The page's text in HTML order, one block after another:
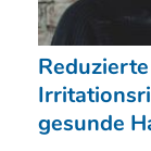
gesunde